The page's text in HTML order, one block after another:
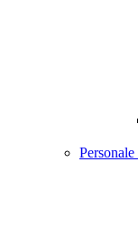
Personale